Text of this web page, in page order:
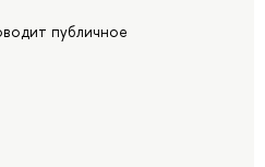
публичное